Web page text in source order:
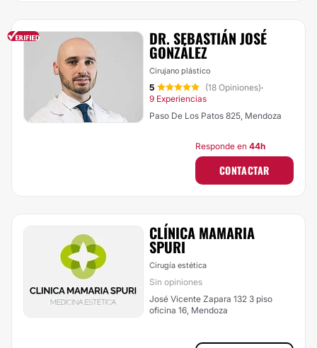
DR. SEBASTIÁN JOSÉ
GONZÁLEZ
Cirujano plástico
5 (18 Opiniones)·
9 Experiencias
Paso De Los Patos 825, Mendoza
Responde en 44h
CONTACTAR
CLÍNICA MAMARIA
SPURI
Cirugía estética
Sin opiniones
José Vicente Zapara 132 3 piso
oficina 16, Mendoza